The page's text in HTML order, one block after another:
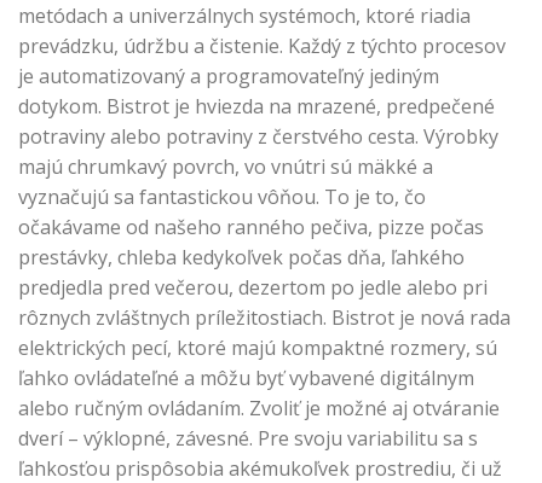
metódach a univerzálnych systémoch, ktoré riadia
prevádzku, údržbu a čistenie. Každý z týchto procesov
je automatizovaný a programovateľný jediným
dotykom. Bistrot je hviezda na mrazené, predpečené
potraviny alebo potraviny z čerstvého cesta. Výrobky
majú chrumkavý povrch, vo vnútri sú mäkké a
vyznačujú sa fantastickou vôňou. To je to, čo
očakávame od našeho ranného pečiva, pizze počas
prestávky, chleba kedykoľvek počas dňa, ľahkého
predjedla pred večerou, dezertom po jedle alebo pri
rôznych zvláštnych príležitostiach. Bistrot je nová rada
elektrických pecí, ktoré majú kompaktné rozmery, sú
ľahko ovládateľné a môžu byť vybavené digitálnym
alebo ručným ovládaním. Zvoliť je možné aj otváranie
dverí – výklopné, závesné. Pre svoju variabilitu sa s
ľahkosťou prispôsobia akémukoľvek prostrediu, či už